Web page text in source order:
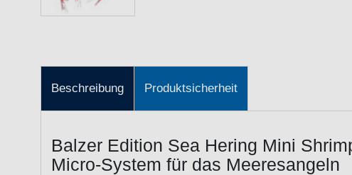
Beschreibung Produktsicherheit
Balzer Edition Sea Hering Mini
Micro-System für das Meeresangeln